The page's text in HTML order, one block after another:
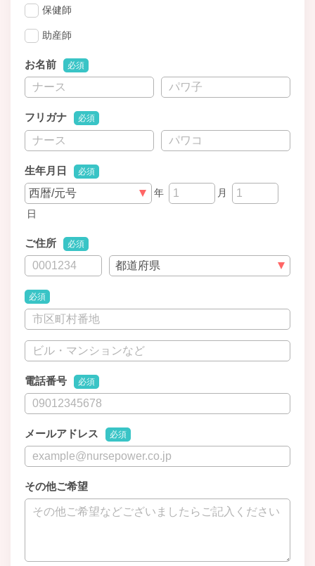
保健師
助産師
お名前 必須
フリガナ 必須
生年月日 必須
年
月
日
ご住所 必須
必須
電話番号 必須
メールアドレス 必須
その他ご希望